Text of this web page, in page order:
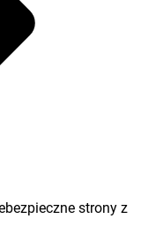
strony z